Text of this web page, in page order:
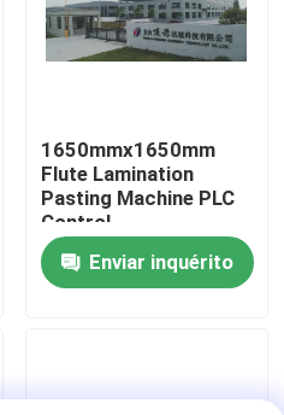
flauta
1650mmx1650mm
Flute Lamination
Pasting Machine PLC
Control
Enviar inquérito